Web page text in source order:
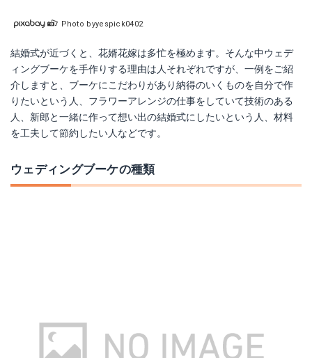
Photo byyespick0402
結婚式が近づくと、花婿花嫁は多忙を極めます。そんな中ウェデ
ィングブーケを手作りする理由は人それぞれですが、一例をご紹
介しますと、ブーケにこだわりがあり納得のいくものを自分で作
りたいという人、フラワーアレンジの仕事をしていて技術のある
人、新郎と一緒に作って想い出の結婚式にしたいという人、材料
を工夫して節約したい人などです。
ウェディングブーケの種類